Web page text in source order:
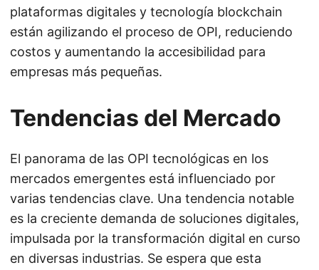
plataformas digitales y tecnología blockchain
están agilizando el proceso de OPI, reduciendo
costos y aumentando la accesibilidad para
empresas más pequeñas.
Tendencias del Mercado
El panorama de las OPI tecnológicas en los
mercados emergentes está influenciado por
varias tendencias clave. Una tendencia notable
es la creciente demanda de soluciones digitales,
impulsada por la transformación digital en curso
en diversas industrias. Se espera que esta